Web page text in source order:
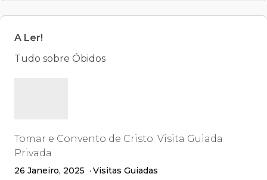
A Ler!
Tudo sobre Óbidos
Tomar e Convento de Cristo: Visita Guiada
Privada
26 Janeiro, 2025 Visitas Guiadas